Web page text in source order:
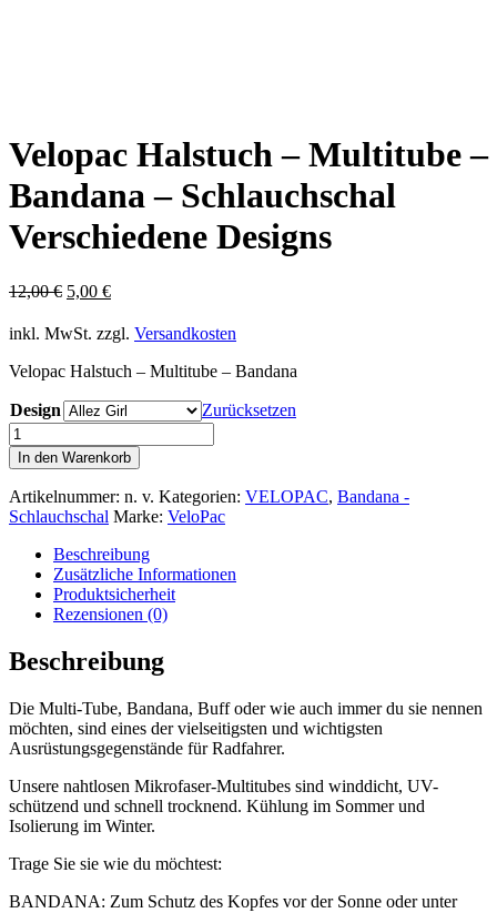
Velopac Halstuch – Multitube –
Bandana – Schlauchschal
Verschiedene Designs
12,00€ Ursprünglicher
war:
5,00 €Aktueller
ist:
inkl. MwSt. zzgl. Versandkosten
Velopac Halstuch – Multitube – Bandana
Design
Zurücksetzen
Velopac
Halstuch
-
Multitube
-
Bandana
Schlauchschal
Verschiedene
Designs
In den Warenkorb
Artikelnummer: n. v. Kategorien: VELOPAC, Bandana -
Schlauchschal Marke: VeloPac
Beschreibung
Zusätzliche Informationen
Produktsicherheit
Rezensionen (0)
Beschreibung
Die Multi-Tube, Bandana, Buff oder wie auch immer du sie nennen
möchten, sind eines der vielseitigsten und wichtigsten
Ausrüstungsgegenstände für Radfahrer.
Unsere nahtlosen Mikrofaser-Multitubes sind winddicht, UV-
schützend und schnell trocknend. Kühlung im Sommer und
Isolierung im Winter.
Trage Sie sie wie du möchtest:
BANDANA: Zum Schutz des Kopfes vor der Sonne oder unter